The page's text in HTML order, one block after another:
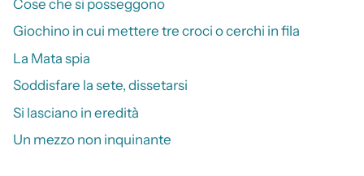
Cose che si posseggono
Giochino in cui mettere tre croci o cerchi in fila
La Mata spia
Soddisfare la sete, dissetarsi
Si lasciano in eredità
Un mezzo non inquinante